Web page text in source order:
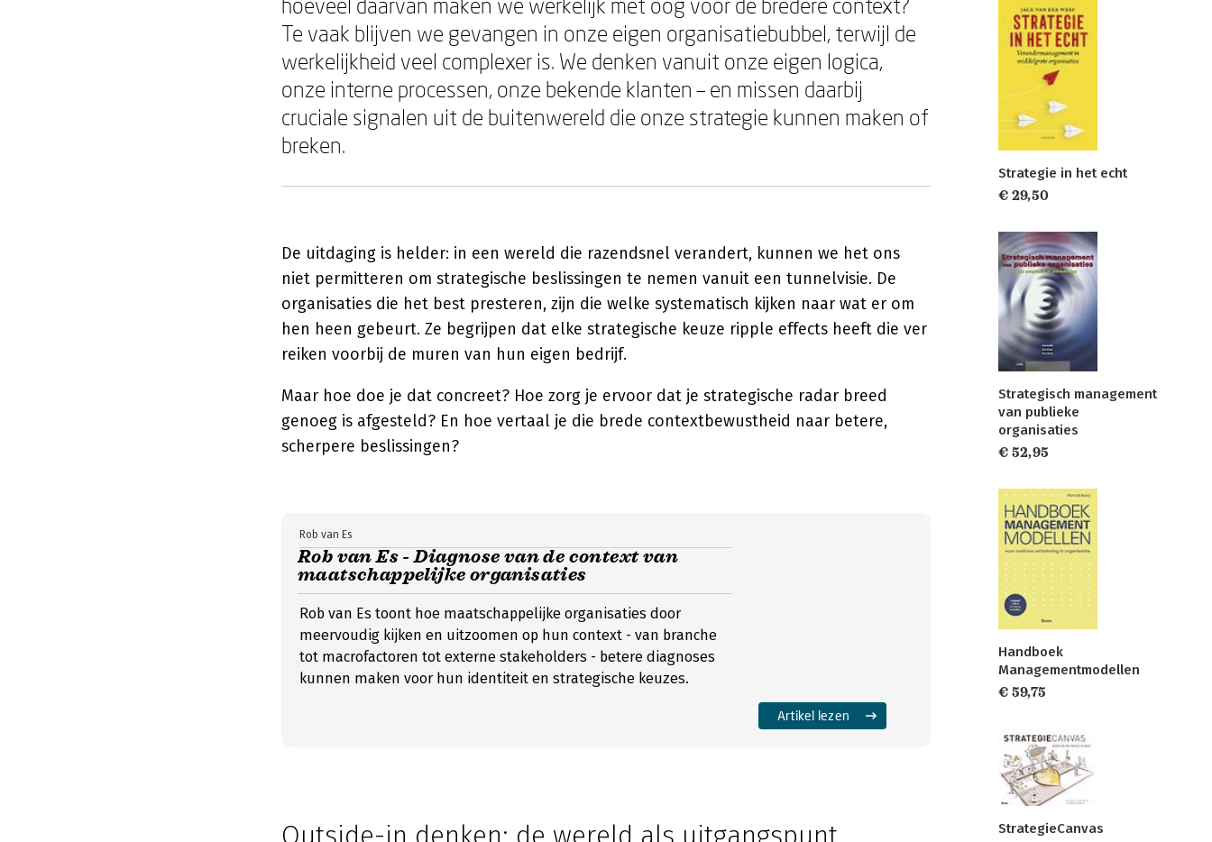
Te vaak blijven we gevangen in onze eigen organisatiebubbel, terwijl de
werkelijkheid veel complexer is. We denken vanuit onze eigen logica,
onze interne processen, onze bekende klanten – en missen daarbij
cruciale signalen uit de buitenwereld die onze strategie kunnen maken of
breken.
De uitdaging is helder: in een wereld die razendsnel verandert, kunnen we het ons
niet permitteren om strategische beslissingen te nemen vanuit een tunnelvisie. De
organisaties die het best presteren, zijn die welke systematisch kijken naar wat er om
hen heen gebeurt. Ze begrijpen dat elke strategische keuze ripple effects heeft die ver
reiken voorbij de muren van hun eigen bedrijf.
Maar hoe doe je dat concreet? Hoe zorg je ervoor dat je strategische radar breed
genoeg is afgesteld? En hoe vertaal je die brede contextbewustheid naar betere,
scherpere beslissingen?
Rob van Es - Diagnose van de context van
maatschappelijke organisaties
Rob van Es
Rob van Es toont hoe maatschappelijke organisaties door
meervoudig kijken en uitzoomen op hun context - van branche
tot macrofactoren tot externe stakeholders - betere diagnoses
kunnen maken voor hun identiteit en strategische keuzes.
Artikel lezen
Strategie in het echt
€ 29,50
Strategisch management
van publieke
organisaties
€ 52,95
Handboek
Managementmodellen
€ 59,75
StrategieCanvas